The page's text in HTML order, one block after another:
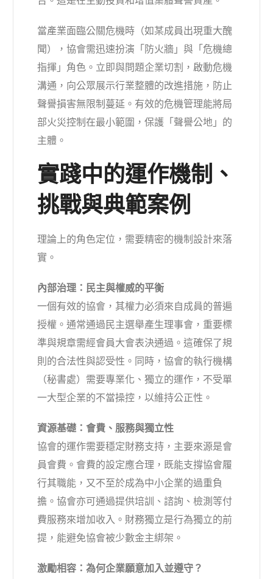
當產業面臨公關危機時（如某成員出現重大醜
聞），協會需迅速扮演「防火牆」與「危機總
指揮」角色。立即與問題企業切割，啟動危機
溝通，向公眾展示行業整體的改進措施，防止
聲譽損害無限制蔓延。有效的危機管理能將局
部火災控制在最小範圍，保護「聲譽公地」的
主體。
實踐中的運作機制、
挑戰與典範案例
理論上的角色定位，需要精密的機制設計來落
實。
內部治理：民主與權威的平衡
一個有效的協會，其權力必須來自成員的普遍
授權。通常通過民主選舉產生理事會，重要標
準與規章需經會員大會表決通過。這確保了規
則的合法性與認受性。同時，協會的執行機構
（秘書處）需要專業化、獨立的運作，不受單
一大型企業的不當操控，以維持公正性。
資源基礎：會費、服務與獨立性
協會的運作需要穩定財務支持，主要來源是會
員會費。會費的設定應合理，既能支撐協會履
行其職能，又不至於成為中小企業的過重負
擔。協會亦可通過提供培訓、諮詢、檢測等付
費服務來增加收入。財務獨立是行為獨立的前
提，能避免協會被少數金主綁架。
激勵相容：為何企業願意加入並遵守？